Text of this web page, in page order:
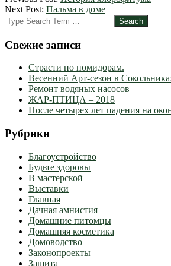
03-
16
Next Post: Пальма в доме
Search
Свежие записи
Страсти по помидорам.
Весенний Арт-сезон в
Ремонт водяных насосов
ЖАР-ПТИЦА – 2018
После четырех лет падения на
Рубрики
Благоустройство
Будьте здоровы
В мастерской
Выставки
Главная
Дачная амнистия
Домашние питомцы
Домашняя косметика
Домоводство
Законопроекты
Защита